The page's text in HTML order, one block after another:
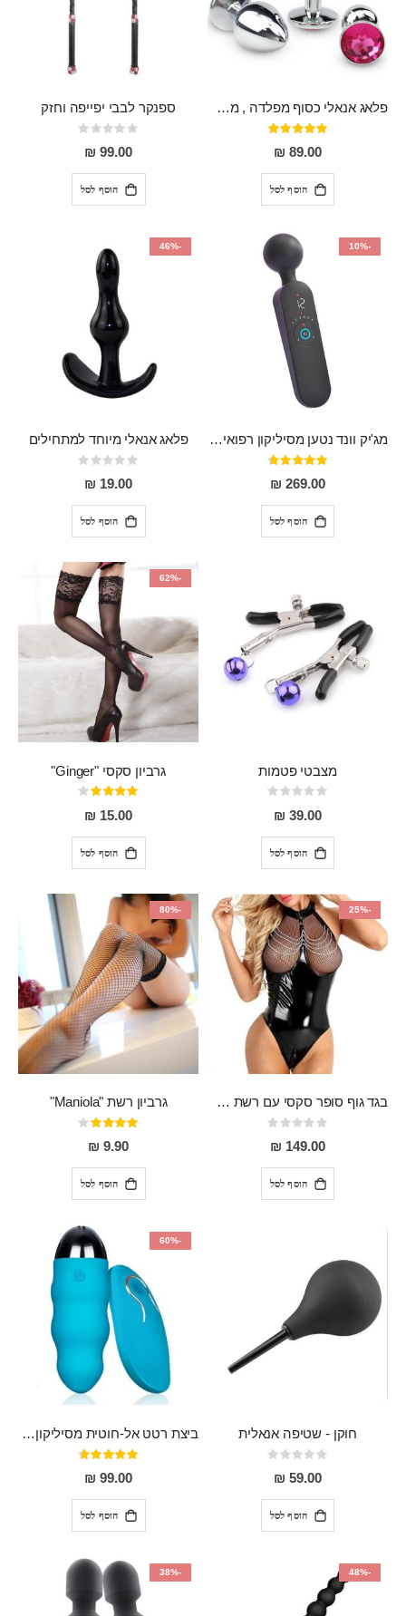
פלאג אנאלי כסוף מפלדה , מתאים ללבישה מתחת לבגדים, בגודל 7.3 על 2.8 ס"מ
דירוג:
97%
89.00 ₪
הוסף לסל
ספנקר לבבי יפייפה וחזק
Rating:
0%
99.00 ₪
הוסף לסל
-10%
מג'יק וונד נטען מסיליקון רפואי חזק בעל 12 מצבי רטט ו6 מהירויות שונות ROMI
דירוג:
93%
269.00 ₪
הוסף לסל
-46%
פלאג אנאלי מיוחד למתחילים
Rating:
0%
19.00 ₪
הוסף לסל
מצבטי פטמות
Rating:
0%
39.00 ₪
הוסף לסל
-62%
גרביון סקסי "Ginger"
דירוג:
80%
15.00 ₪
הוסף לסל
-25%
בגד גוף סופר סקסי עם רשת שקופה בחזה ושרשרות מלמעלה וריצרץ מלמטה Pan במפשעה
Rating:
0%
149.00 ₪
הוסף לסל
-80%
גרביון רשת "Maniola"
דירוג:
80%
9.90 ₪
הוסף לסל
חוקן - שטיפה אנאלית
Rating:
0%
59.00 ₪
הוסף לסל
-60%
ביצת רטט אל-חוטית מסיליקון רפואי בגודל של 8 ס"מ ורוחב 3 ס"מ בעלת 20 מהירויות שונות "ENKI"
דירוג:
93%
99.00 ₪
הוסף לסל
-48%
-38%